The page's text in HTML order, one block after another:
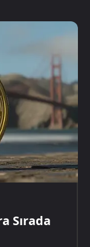
Sırada